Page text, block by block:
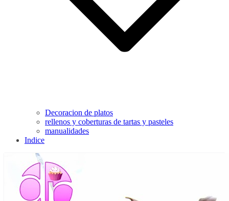
Decoracion de platos
rellenos y coberturas de tartas y pasteles
manualidades
Indice